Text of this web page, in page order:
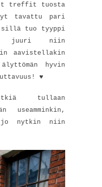
treffit tuosta
tavattu pari
sillä tuo tyyppi
juuri niin
aavistellakin
hyvin
♥
tullaan
useamminkin,
jo nytkin niin